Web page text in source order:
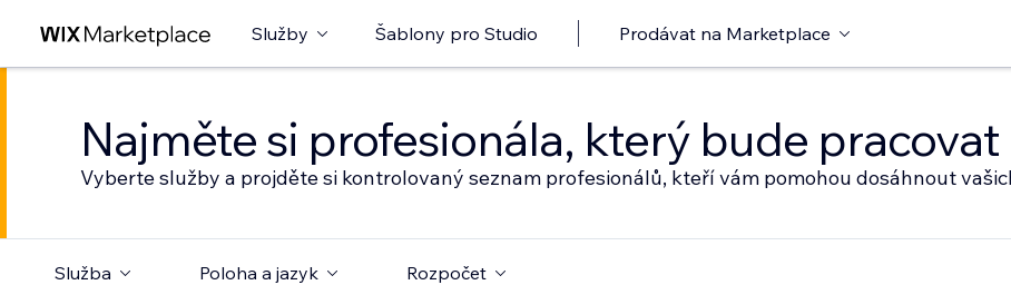
Služby Šablony pro Studio Prodávat na Marketplace
Najměte si profesionála, který bude
Vyberte služby a projděte si kontrolovaný seznam profesionálů, kteří vám pomohou dosáhnout
Služba Poloha a jazyk Rozpočet